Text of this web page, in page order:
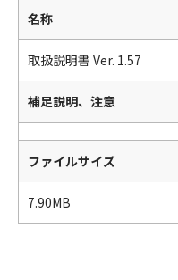
名称
取扱説明書 Ver. 1.57
補足説明、注意
ファイルサイズ
7.90MB